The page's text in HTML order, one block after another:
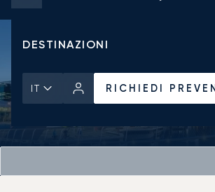
JET PRIVATI
DESTINAZIONI
IT RICHIEDI